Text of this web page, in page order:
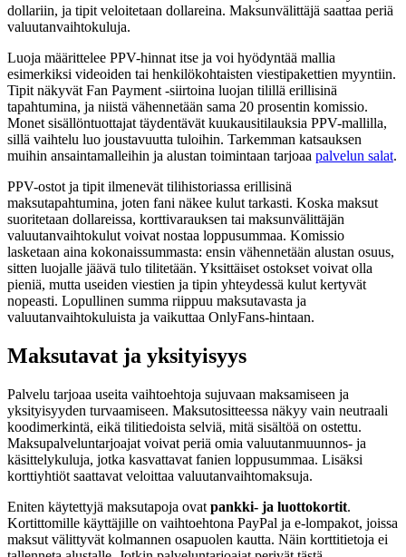
dollariin, ja tipit veloitetaan dollareina. Maksunvälittäjä saattaa periä
valuutanvaihtokuluja.
Luoja määrittelee PPV-hinnat itse ja voi hyödyntää mallia
esimerkiksi videoiden tai henkilökohtaisten viestipakettien myyntiin.
Tipit näkyvät Fan Payment -siirtoina luojan tilillä erillisinä
tapahtumina, ja niistä vähennetään sama 20 prosentin komissio.
Monet sisällöntuottajat täydentävät kuukausitilauksia PPV-mallilla,
sillä vaihtelu luo joustavuutta tuloihin. Tarkemman katsauksen
muihin ansaintamalleihin ja alustan toimintaan tarjoaa palvelun salat.
PPV-ostot ja tipit ilmenevät tilihistoriassa erillisinä
maksutapahtumina, joten fani näkee kulut tarkasti. Koska maksut
suoritetaan dollareissa, korttivarauksen tai maksunvälittäjän
valuutanvaihtokulut voivat nostaa loppusummaa. Komissio
lasketaan aina kokonaissummasta: ensin vähennetään alustan osuus,
sitten luojalle jäävä tulo tilitetään. Yksittäiset ostokset voivat olla
pieniä, mutta useiden viestien ja tipin yhteydessä kulut kertyvät
nopeasti. Lopullinen summa riippuu maksutavasta ja
valuutanvaihtokuluista ja vaikuttaa OnlyFans-hintaan.
Maksutavat ja yksityisyys
Palvelu tarjoaa useita vaihtoehtoja sujuvaan maksamiseen ja
yksityisyyden turvaamiseen. Maksutositteessa näkyy vain neutraali
koodimerkintä, eikä tilitiedoista selviä, mitä sisältöä on ostettu.
Maksupalveluntarjoajat voivat periä omia valuutanmuunnos- ja
käsittelykuluja, jotka kasvattavat fanien loppusummaa. Lisäksi
korttiyhtiöt saattavat veloittaa valuutanvaihtomaksuja.
Eniten käytettyjä maksutapoja ovat pankki- ja luottokortit.
Kortittomille käyttäjille on vaihtoehtona PayPal ja e-lompakot, joissa
maksut välittyvät kolmannen osapuolen kautta. Näin korttitietoja ei